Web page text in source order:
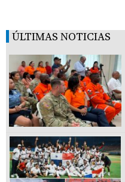
ÚLTIMAS NOTICIAS